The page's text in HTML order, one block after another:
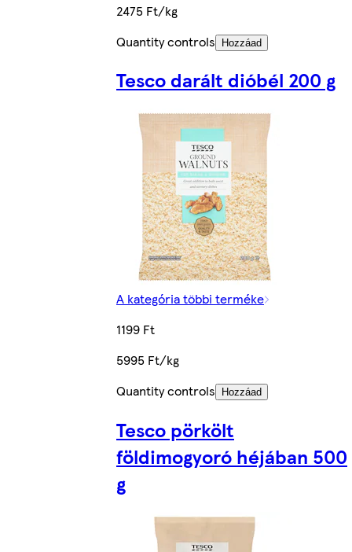
2475 Ft/kg
Quantity controls
Hozzáad
Tesco darált dióbél 200 g
A kategória többi terméke
1199 Ft
5995 Ft/kg
Quantity controls
Hozzáad
Tesco pörkölt
földimogyoró héjában 500
g